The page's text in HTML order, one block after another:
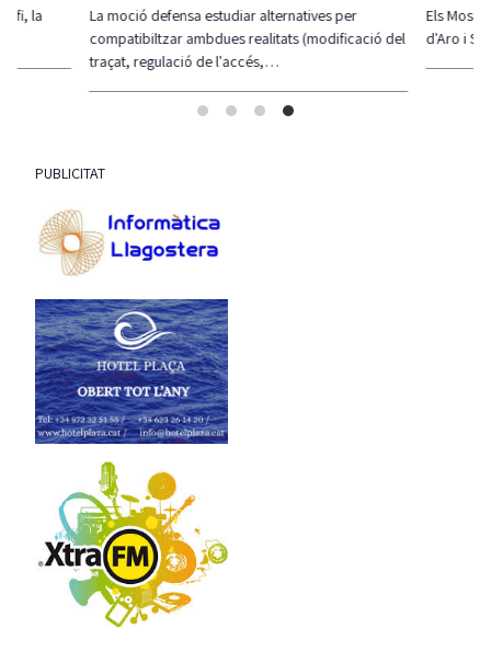
Els
d'Aro i
fi, la
La moció defensa estudiar alternatives per
compatibiltzar ambdues realitats (modificació del
traçat, regulació de l'accés,…
PUBLICITAT